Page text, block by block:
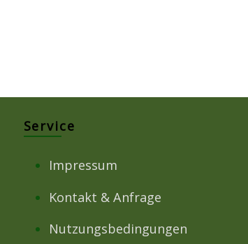
Service
Impressum
Kontakt & Anfrage
Nutzungsbedingungen